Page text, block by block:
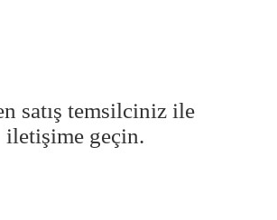
satış temsilciniz ile
iletişime geçin.